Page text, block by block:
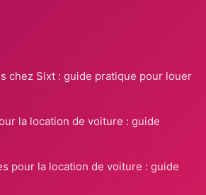
chez Sixt : guide pratique pour louer
la location de voiture : guide
pour la location de voiture : guide